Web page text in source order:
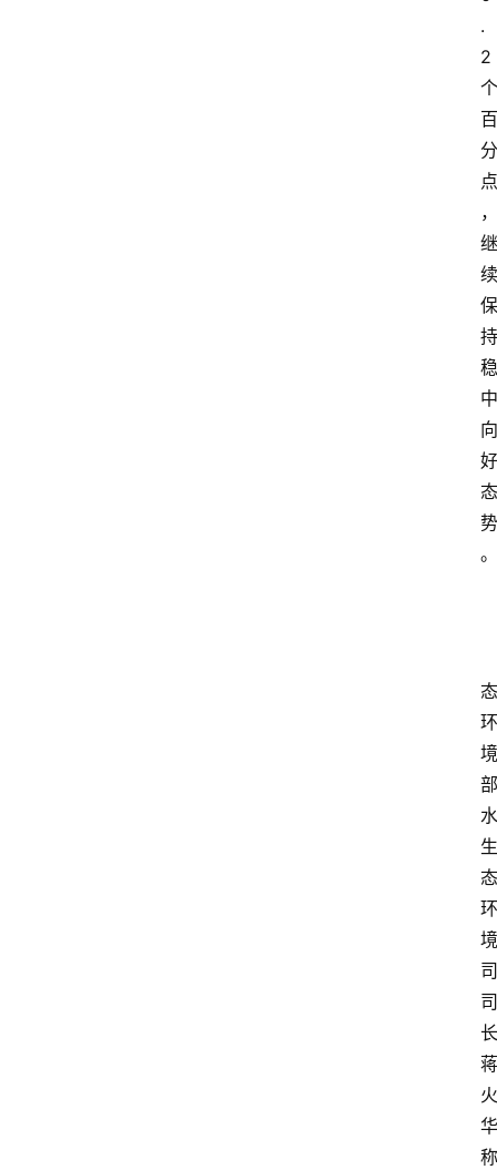
.
2
个
百
分
点
，
继
续
保
持
稳
中
向
好
态
势
。
态
环
境
部
水
生
态
环
境
司
司
长
蒋
火
华
称